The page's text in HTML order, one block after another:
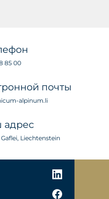
85 00
почты
alpinum.li
адрес
Liechtenstein